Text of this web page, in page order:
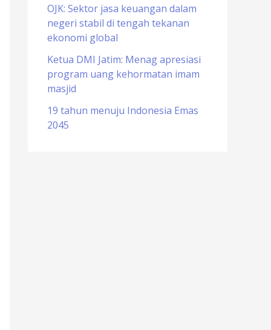
OJK: Sektor jasa keuangan dalam
negeri stabil di tengah tekanan
ekonomi global
Ketua DMI Jatim: Menag apresiasi
program uang kehormatan imam
masjid
19 tahun menuju Indonesia Emas
2045